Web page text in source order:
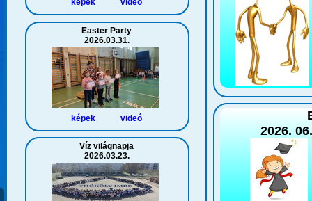
képek videó
Easter Party
2026.03.31.
képek videó
Víz világnapja
2026.03.23.
2026.